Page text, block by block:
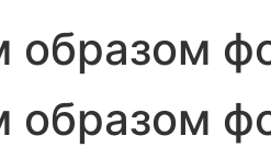
образом
образом